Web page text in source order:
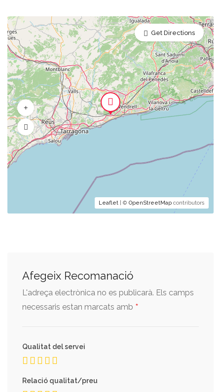
Leaflet | © OpenStreetMap contributors
Get Directions
Afegeix Recomanació
L'adreça electrònica no es publicarà. Els camps
necessaris estan marcats amb *
Qualitat del servei
Relació qualitat/preu